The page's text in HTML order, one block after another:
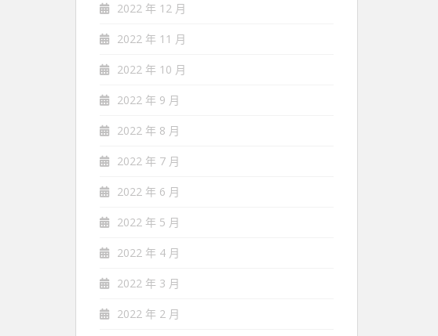
2022 年 12 月
2022 年 11 月
2022 年 10 月
2022 年 9 月
2022 年 8 月
2022 年 7 月
2022 年 6 月
2022 年 5 月
2022 年 4 月
2022 年 3 月
2022 年 2 月